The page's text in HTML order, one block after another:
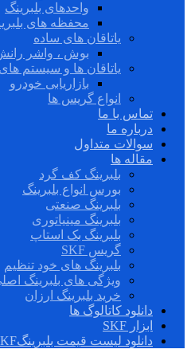
واحدهای بلبرینگ
محفظه های
یاتاقان های ساده
بوش ، واشر رانش
یاتاقان ها و سیستم
بازاریابی خودرو
انواع گریس ها
تماس با ما
درباره ما
سوالات متداول
مقاله ها
بلبرینگ کف گرد
بورس انواع بلبرینگ
بلبرینگ صنعتی
بلبرینگ مینیاتوری
بلبرینگ بک استاپ
گریس SKF
بلبرینگ های خود تنظیم
ویژگی های بلبرینگ
خرید بلبرینگ ارزان
دانلود کاتالوگ ها
ابزار SKF
دانلود لیست قیمت بلبرینگSKF